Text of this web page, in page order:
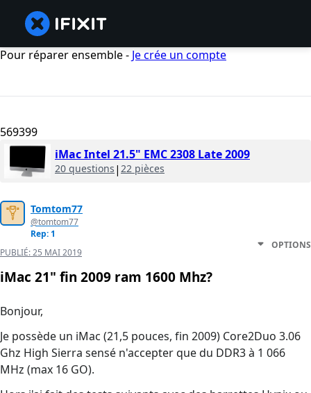
Pour réparer ensemble - Je crée un compte
569399
iMac Intel 21.5" EMC 2308 Late 2009
20 questions | 22 pièces
Tomtom77
@tomtom77
Rep: 1
PUBLIÉ:25 MAI 2019
OPTIONS
iMac 21" fin 2009 ram 1600 Mhz?
Bonjour,
Je possède un iMac (21,5 pouces, fin 2009) Core2Duo 3.06
Ghz High Sierra sensé n'accepter que du DDR3 à 1 066
MHz (max 16 GO).